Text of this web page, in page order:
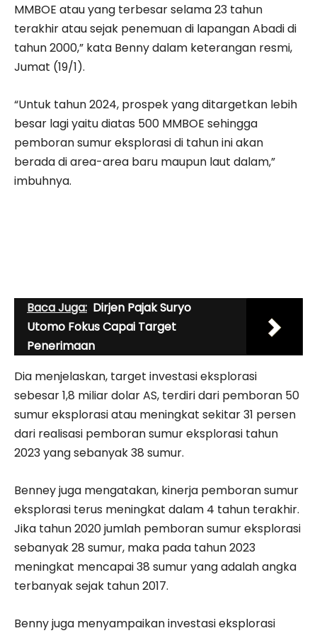
MMBOE atau yang terbesar selama 23 tahun
terakhir atau sejak penemuan di lapangan Abadi di
tahun 2000,” kata Benny dalam keterangan resmi,
Jumat (19/1).
“Untuk tahun 2024, prospek yang ditargetkan lebih
besar lagi yaitu diatas 500 MMBOE sehingga
pemboran sumur eksplorasi di tahun ini akan
berada di area-area baru maupun laut dalam,”
imbuhnya.
Baca Juga: Dirjen Pajak Suryo
Utomo Fokus Capai Target
Penerimaan
Dia menjelaskan, target investasi eksplorasi
sebesar 1,8 miliar dolar AS, terdiri dari pemboran 50
sumur eksplorasi atau meningkat sekitar 31 persen
dari realisasi pemboran sumur eksplorasi tahun
2023 yang sebanyak 38 sumur.
Benney juga mengatakan, kinerja pemboran sumur
eksplorasi terus meningkat dalam 4 tahun terakhir.
Jika tahun 2020 jumlah pemboran sumur eksplorasi
sebanyak 28 sumur, maka pada tahun 2023
meningkat mencapai 38 sumur yang adalah angka
terbanyak sejak tahun 2017.
Benny juga menyampaikan investasi eksplorasi